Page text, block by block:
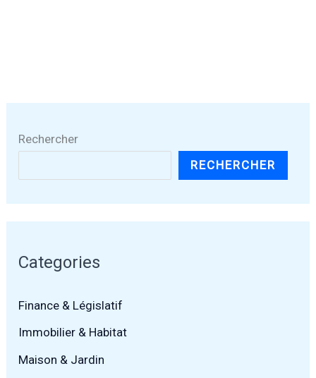
Rechercher
RECHERCHER
Categories
Finance & Législatif
Immobilier & Habitat
Maison & Jardin